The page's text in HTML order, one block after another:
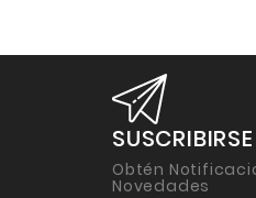
Obtén
Novedades